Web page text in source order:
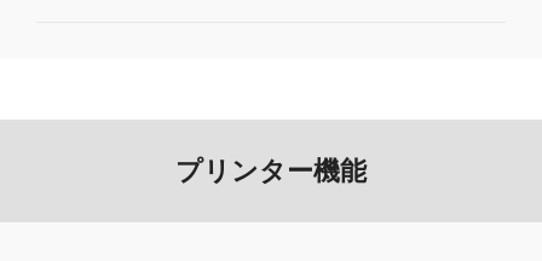
プリンター機能